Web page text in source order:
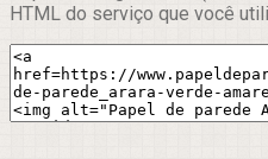
HTML do serviço que você